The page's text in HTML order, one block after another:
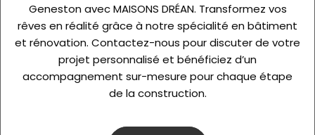
Geneston avec MAISONS DRÉAN. Transformez vos
rêves en réalité grâce à notre spécialité en bâtiment
et rénovation. Contactez-nous pour discuter de votre
projet personnalisé et bénéficiez d’un
accompagnement sur-mesure pour chaque étape
de la construction.